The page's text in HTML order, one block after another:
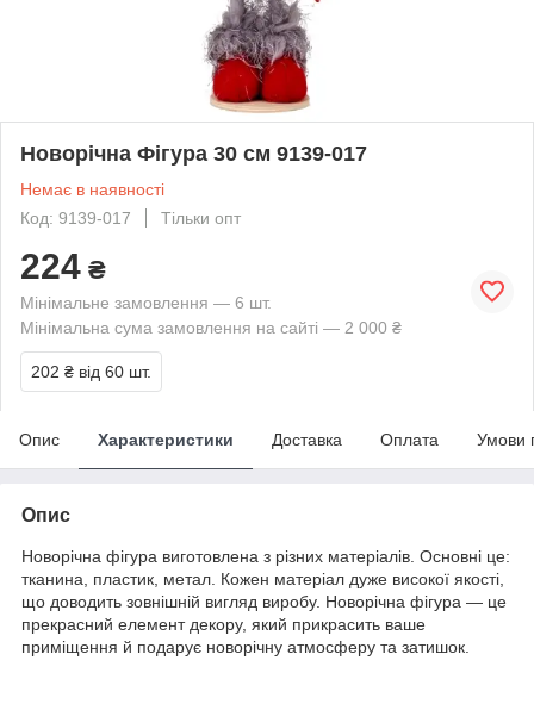
Новорічна Фігура 30 см 9139-017
Немає в наявності
Код: 9139-017
Тільки опт
224 ₴
Мінімальне замовлення — 6 шт.
Мінімальна сума замовлення на сайті — 2 000 ₴
202 ₴ від 60 шт.
Опис Характеристики Доставка Оплата Умови
Опис
Новорічна фігура виготовлена з різних матеріалів. Основні це:
тканина, пластик, метал. Кожен матеріал дуже високої якості,
що доводить зовнішній вигляд виробу. Новорічна фігура — це
прекрасний елемент декору, який прикрасить ваше
приміщення й подарує новорічну атмосферу та затишок.